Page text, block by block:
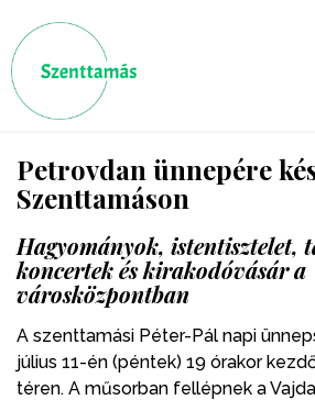
Petrovdan ünnepére
Szenttamáson
Hagyományok, istentisztelet,
koncertek és kirakodóvásár a
városközpontban
A szenttamási Péter-Pál napi
július 11-én (péntek) 19 órakor
téren. A műsorban fellépnek a